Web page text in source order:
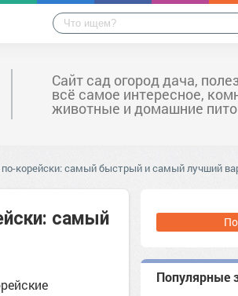
Сайт сад огород дача,
всё самое интересное,
животные и домашние
корейски: самый быстрый и самый лучший
самый
Популярные